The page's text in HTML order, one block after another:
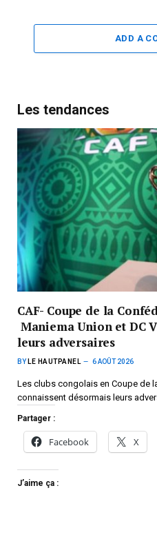
ADD A
Les tendances
CAF- Coupe de la
Maniema Union et DC
leurs adversaires
BY LE HAUTPANEL 6 AOÛT 2026
Les clubs congolais en Coupe de
connaissent désormais leurs
Partager :
Facebook X
J’aime ça :